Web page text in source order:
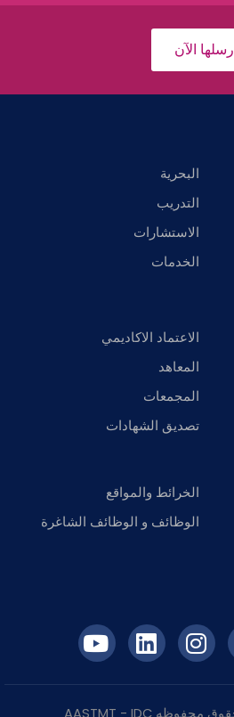
أرسلها الآن
البحرية
التدريب
الاستشارات
الخدمات
الاعتماد الاكاديمي
المعاهد
المجمعات
تصديق الشهادات
الخرائط والمواقع
الوظائف و الوظائف الشاغرة
IDC
- AASTMT